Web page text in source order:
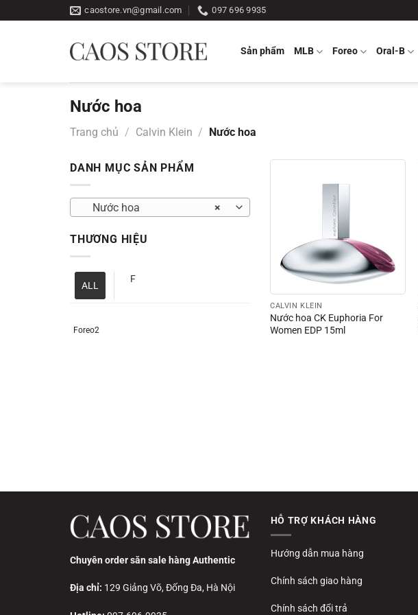
qua
caostore.vn@gmail.com 097 696 9935
Sản phẩm MLB Foreo Oral-B
Nước hoa
Trang chủ / Calvin Klein / Nước hoa
DANH MỤC SẢN PHẨM
×
Nước hoa
THƯƠNG HIỆU
ALL
F
Foreo2
CALVIN KLEIN
Nước hoa CK Euphoria For
Women EDP 15ml
Chuyên order săn sale hàng Authentic
Địa chỉ: 129 Giảng Võ, Đống Đa, Hà Nội
HỖ TRỢ KHÁCH HÀNG
Hướng dẫn mua hàng
Chính sách giao hàng
Chính sách đổi trả